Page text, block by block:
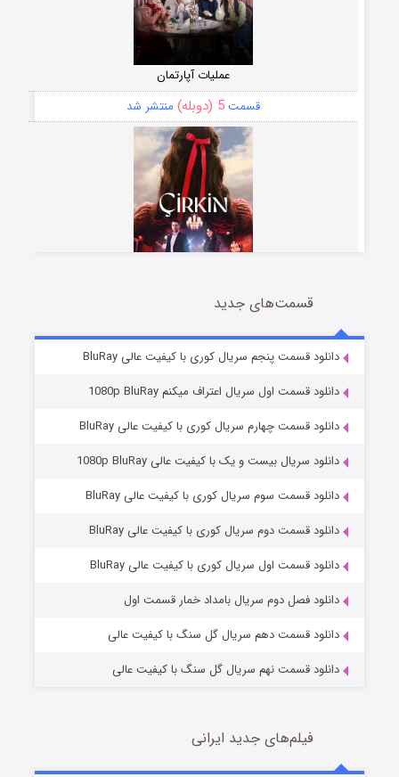
عملیات آپارتمان
قسمت5 (دوبله) منتشر شد
سریال زشت
قسمت2 (زیرنویس) منتشر شد
مردگان متحرک: شهر مرده ۳
قسمت2 (زیرنویس) منتشر شد
قسمت‌های جدید
دانلود قسمت پنجم سریال کوری با کیفیت عالی BluRay
دانلود قسمت اول سریال اعتراف میکنم 1080p BluRay
دانلود قسمت چهارم سریال کوری با کیفیت عالی BluRay
دانلود سریال بیست و یک با کیفیت عالی 1080p BluRay
دانلود قسمت سوم سریال کوری با کیفیت عالی BluRay
دانلود قسمت دوم سریال کوری با کیفیت عالی BluRay
دانلود قسمت اول سریال کوری با کیفیت عالی BluRay
دانلود فصل دوم سریال بامداد خمار قسمت اول
دانلود قسمت دهم سریال گل سنگ با کیفیت عالی
دانلود قسمت نهم سریال گل سنگ با کیفیت عالی
فیلم‌های جدید ایرانی